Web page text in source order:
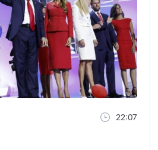
22:07